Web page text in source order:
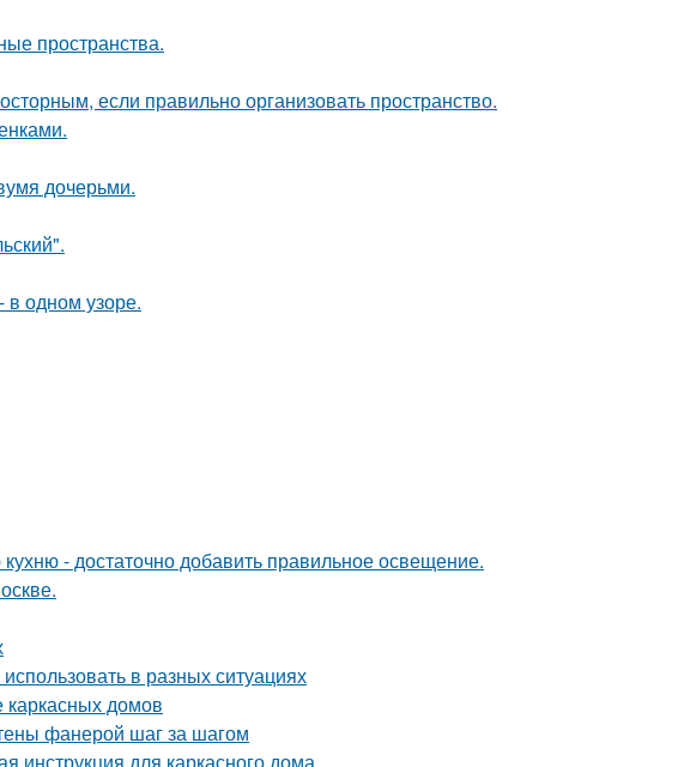
пространства.
если правильно организовать пространство.
дочерьми.
в одном узоре.
- достаточно добавить правильное освещение.
в разных ситуациях
домов
фанерой шаг за шагом